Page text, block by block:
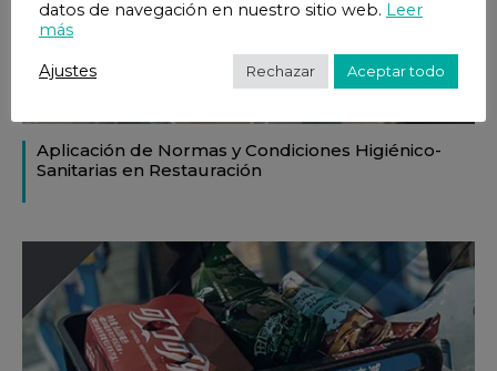
Aplicación de Normas y Condiciones Higiénico-
Sanitarias en Restauración
datos de navegación en nuestro sitio web. Leer
más
Ajustes Rechazar Aceptar todo